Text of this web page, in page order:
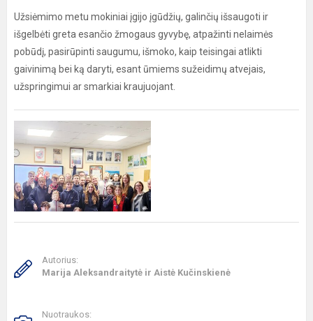
Užsiėmimo metu mokiniai įgijo įgūdžių, galinčių išsaugoti ir
išgelbėti greta esančio žmogaus gyvybę, atpažinti nelaimės
pobūdį, pasirūpinti saugumu, išmoko, kaip teisingai atlikti
gaivinimą bei ką daryti, esant ūmiems sužeidimų atvejais,
užspringimui ar smarkiai kraujuojant.
Autorius:
Marija Aleksandraitytė ir Aistė Kučinskienė
Nuotraukos: